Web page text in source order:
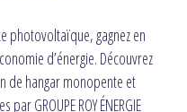
photovoltaïque, gagnez en
d’énergie. Découvrez
de hangar monopente et
GROUPE ROY ÉNERGIE